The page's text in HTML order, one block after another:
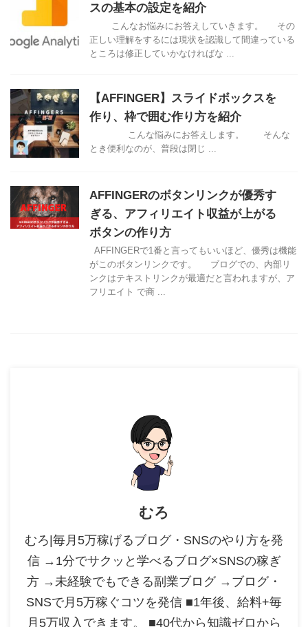
スの基本の設定を紹介
こんなお悩みにお答えしていきます。 その
正しい理解をするには現状を認識して間違っている
ところは修正していかなければな ...
【AFFINGER】スライドボックスを
作り、枠で囲む作り方を紹介
こんな悩みにお答えします。 そんな
とき便利なのが、普段は閉じ ...
AFFINGERのボタンリンクが優秀す
ぎる、アフィリエイト収益が上がる
ボタンの作り方
AFFINGERで1番と言ってもいいほど、優秀は機能
がこのボタンリンクです。 ブログでの、内部リ
ンクはテキストリンクが最適だと言われますが、ア
フリエイト で商 ...
むろ
むろ|毎月5万稼げるブログ・SNSのやり方を発
信 →1分でサクッと学べるブログ×SNSの稼ぎ
方 →未経験でもできる副業ブログ →ブログ・
SNSで月5万稼ぐコツを発信 ■1年後、給料+毎
月5万収入できます。 ■40代から知識ゼロから